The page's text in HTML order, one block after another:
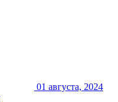
01 августа, 2024